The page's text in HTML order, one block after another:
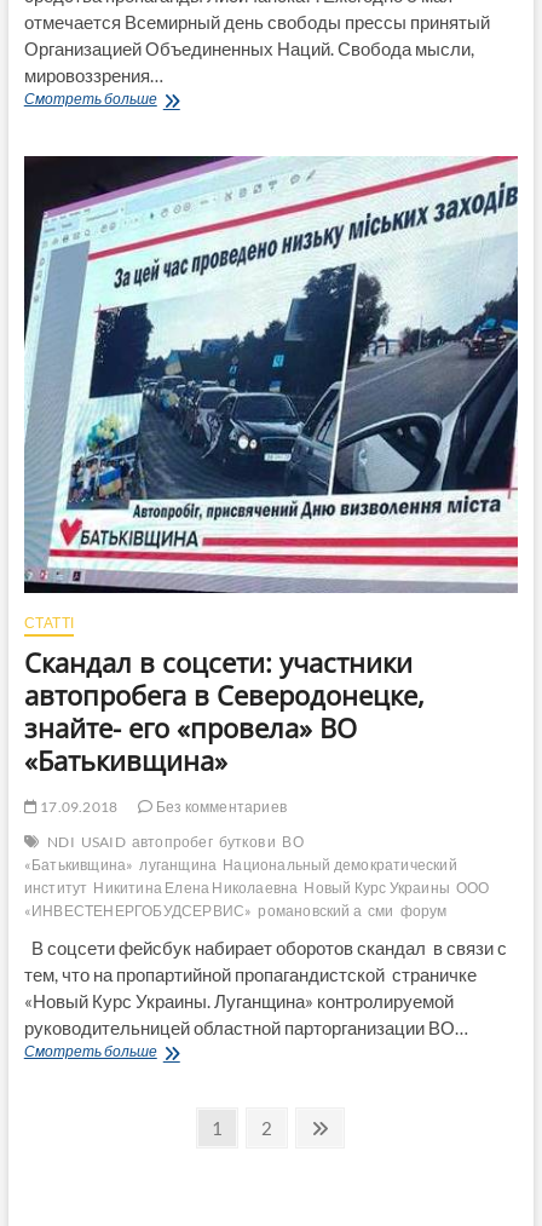
отмечается Всемирный день свободы прессы принятый
Организацией Объединенных Наций. Свобода мысли,
мировоззрения…
Смотреть большеСМИ
средства
пропаганды
Лисичанска?
СТАТТІ
Скандал в соцсети: участники
автопробега в Северодонецке,
знайте- его «провела» ВО
«Батькивщина»
17.09.2018
Без комментариев
NDI USAID автопробег бутков и ВО
«Батькивщина» луганщина Национальный демократический
институт Никитина Елена Николаевна Новый Курс Украины ООО
«ИНВЕСТЕНЕРГОБУДСЕРВИС» романовский а сми форум
В соцсети фейсбук набирает оборотов скандал в связи с
тем, что на пропартийной пропагандистской страничке
«Новый Курс Украины. Луганщина» контролируемой
руководительницей областной парторганизации ВО…
Смотреть большеСкандал
автопробегаСтраница
1 Страница
2